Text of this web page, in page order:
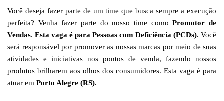
Você deseja fazer parte de um time que busca sempre a execução
perfeita? Venha fazer parte do nosso time comoPromotor de
Vendas. Esta vaga é para Pessoas com Deficiência (PCDs). Você
será responsável por promover as nossas marcas por meio de suas
atividades e iniciativas nos pontos de venda, fazendo nossos
produtos brilharem aos olhos dos consumidores. Esta vaga é para
atuar em Porto Alegre (RS).